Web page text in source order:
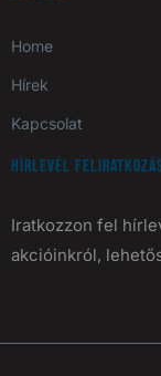
Home
Hírek
Kapcsolat
Hírlevél
Iratkozzon fel
akcióinkról,